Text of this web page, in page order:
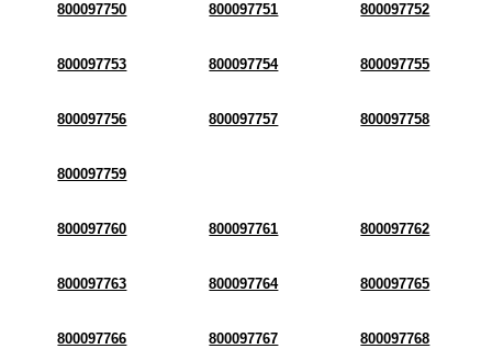
800097750 800097751 800097752
800097753 800097754 800097755
800097756 800097757 800097758
800097759
800097760 800097761 800097762
800097763 800097764 800097765
800097766 800097767 800097768